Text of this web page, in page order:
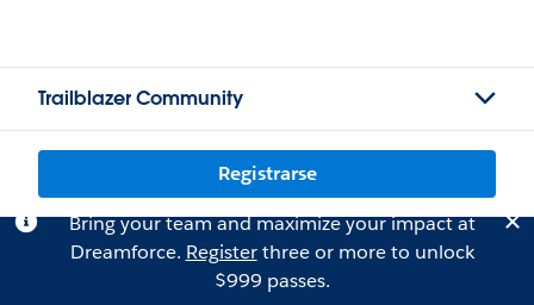
Trailblazer Community
Registrarse
Bring your team and maximize your impact at
Dreamforce. Registerthree or more to unlock
$999 passes.